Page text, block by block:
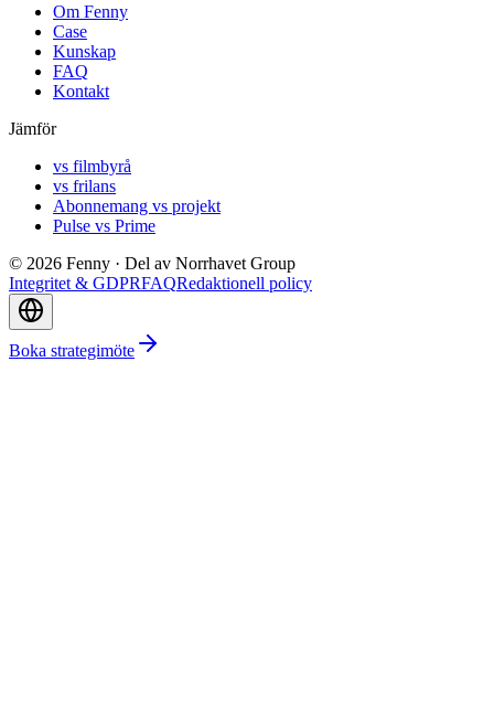
Om Fenny
Case
Kunskap
FAQ
Kontakt
Jämför
vs filmbyrå
vs frilans
Abonnemang vs projekt
Pulse vs Prime
© 2026 Fenny · Del av Norrhavet Group
Integritet & GDPRFAQRedaktionell policy
Boka strategimöte